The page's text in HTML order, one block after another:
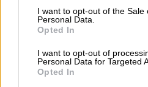
consent section.
I want to opt-out of the Sale
Personal Data.
Opted In
I want to opt-out of
Personal Data for Targeted
Opted In
Κι όμως! Το κινητό σου
Δεν το λέμε για να
Ποιες είναι οι